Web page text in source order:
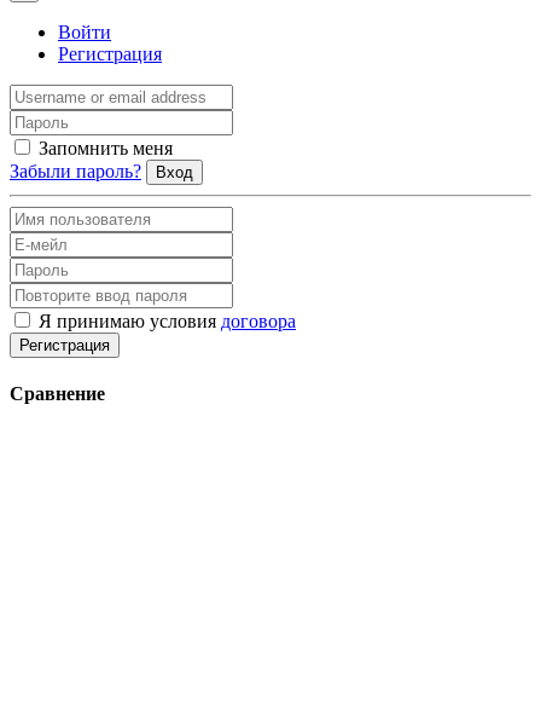
Войти
Регистрация
Запомнить меня
Забыли пароль?
Вход
Я принимаю условия договора
Регистрация
Сравнение